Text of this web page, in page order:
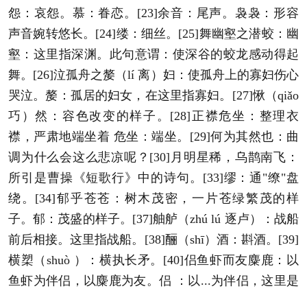
怨：哀怨。慕：眷恋。[23]余音：尾声。袅袅：形容
声音婉转悠长。[24]缕：细丝。[25]舞幽壑之潜蛟：幽
壑：这里指深渊。此句意谓：使深谷的蛟龙感动得起
舞。[26]泣孤舟之嫠（lí 离）妇：使孤舟上的寡妇伤心
哭泣。嫠：孤居的妇女，在这里指寡妇。[27]愀（qiǎo
巧）然：容色改变的样子。[28]正襟危坐：整理衣
襟，严肃地端坐着 危坐：端坐。[29]何为其然也：曲
调为什么会这么悲凉呢？[30]月明星稀，乌鹊南飞：
所引是曹操《短歌行》中的诗句。[33]缪：通"缭"盘
绕。[34]郁乎苍苍：树木茂密，一片苍绿繁茂的样
子。郁：茂盛的样子。[37]舳舻（zhú lú 逐卢）：战船
前后相接。这里指战船。[38]酾（shī）酒：斟酒。[39]
横槊（shuò ）：横执长矛。[40]侣鱼虾而友麋鹿：以
鱼虾为伴侣，以麋鹿为友。侣 ：以...为伴侣，这里是